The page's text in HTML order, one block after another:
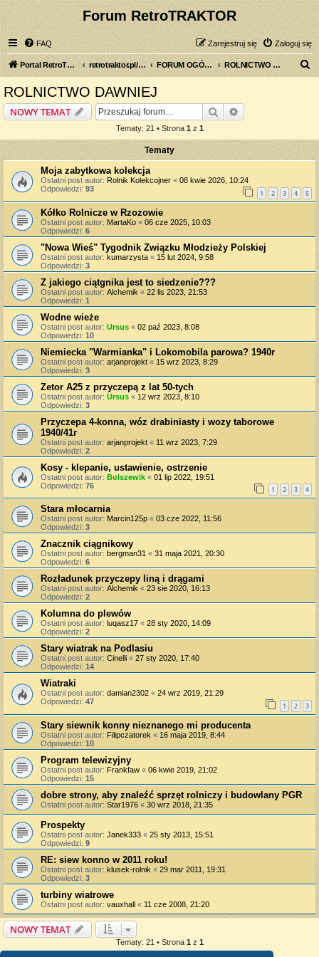
Forum RetroTRAKTOR
FAQ Zaloguj się
Zarejestruj się
Portal RetroTRAKTOR.pl retrotraktor.pl/forum FORUM OGÓLNE ROLNICTWO DAWNIEJ
ROLNICTWO DAWNIEJ
NOWY TEMAT Szukaj
Tematy: 21 • Strona 1 z 1
Tematy
Moja zabytkowa kolekcja
Ostatni post autor: Rolnik Kolekcojner « 08 kwie 2026, 10:24
Odpowiedzi: 93 1 2 3 4 5
Kółko Rolnicze w Rzozowie
Ostatni post autor: MartaKo « 06 cze 2025, 10:03
Odpowiedzi: 6
"Nowa Wieś" Tygodnik Związku Młodzieży Polskiej
Ostatni post autor: kumarzysta « 15 lut 2024, 9:58
Odpowiedzi: 3
Z jakiego ciątgnika jest to siedzenie???
Ostatni post autor: Alchemik « 22 lis 2023, 21:53
Odpowiedzi: 1
Wodne wieże
Ostatni post autor: Ursus « 02 paź 2023, 8:08
Odpowiedzi: 10
Niemiecka "Warmianka" i Lokomobila parowa? 1940r
Ostatni post autor: arjanprojekt « 15 wrz 2023, 8:29
Odpowiedzi: 3
Zetor A25 z przyczepą z lat 50-tych
Ostatni post autor: Ursus « 12 wrz 2023, 8:10
Odpowiedzi: 3
Przyczepa 4-konna, wóz drabiniasty i wozy taborowe
1940/41r
Ostatni post autor: arjanprojekt « 11 wrz 2023, 7:29
Odpowiedzi: 2
Kosy - klepanie, ustawienie, ostrzenie
Ostatni post autor: Bolszewik « 01 lip 2022, 19:51
Odpowiedzi: 76 1 2 3 4
Stara młocarnia
Ostatni post autor: Marcin125p « 03 cze 2022, 11:56
Odpowiedzi: 3
Znacznik ciągnikowy
Ostatni post autor: bergman31 « 31 maja 2021, 20:30
Odpowiedzi: 6
Rozładunek przyczepy liną i drągami
Ostatni post autor: Alchemik « 23 sie 2020, 16:13
Odpowiedzi: 2
Kolumna do plewów
Ostatni post autor: luqasz17 « 28 sty 2020, 14:09
Odpowiedzi: 2
Stary wiatrak na Podlasiu
Ostatni post autor: Cinelli « 27 sty 2020, 17:40
Odpowiedzi: 14
Wiatraki
Ostatni post autor: damian2302 « 24 wrz 2019, 21:29
Odpowiedzi: 47 1 2 3
Stary siewnik konny nieznanego mi producenta
Ostatni post autor: Filipczatorek « 16 maja 2019, 8:44
Odpowiedzi: 10
Program telewizyjny
Ostatni post autor: Frankfaw « 06 kwie 2019, 21:02
Odpowiedzi: 15
dobre strony, aby znaleźć sprzęt rolniczy i budowlany PGR
Ostatni post autor: Star1976 « 30 wrz 2018, 21:35
Prospekty
Ostatni post autor: Janek333 « 25 sty 2013, 15:51
Odpowiedzi: 9
RE: siew konno w 2011 roku!
Ostatni post autor: klusek-rolnik « 29 mar 2011, 19:31
Odpowiedzi: 3
turbiny wiatrowe
Ostatni post autor: vauxhall « 11 cze 2008, 21:20
NOWY TEMAT
Tematy: 21 • Strona 1 z 1